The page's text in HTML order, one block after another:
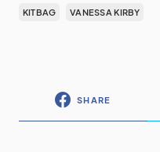
KITBAG VANESSA KIRBY
SHARE